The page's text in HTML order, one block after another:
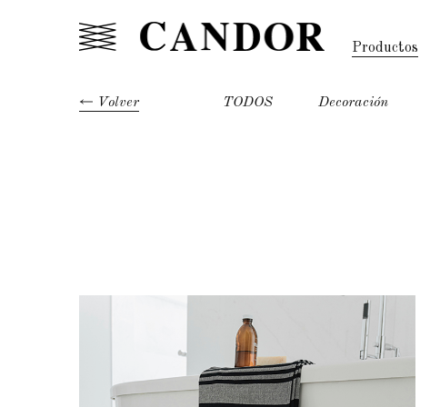
Productos
Volver TODOS Decoración